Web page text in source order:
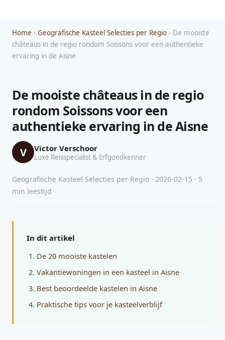
Home › Geografische Kasteel Selecties per Regio › De mooiste
châteaus in de regio rondom Soissons voor een authentieke
ervaring in de Aisne
De mooiste châteaus in de regio
rondom Soissons voor een
authentieke ervaring in de Aisne
V Victor Verschoor
Luxe Reisspecialist & Erfgoedkenner
Geografische Kasteel Selecties per Regio · 2026-02-15 · 5
min leestijd
In dit artikel
De 20 mooiste kastelen
Vakantiewoningen in een kasteel in Aisne
Best beoordeelde kastelen in Aisne
Praktische tips voor je kasteelverblijf